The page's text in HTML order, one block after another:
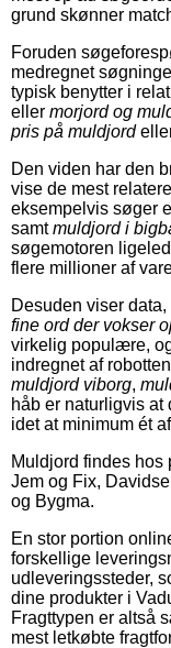
grund skønner
Foruden
medregnet
typisk benytter i
eller morjord og
pris på muldjord
Den viden har den
vise de mest
eksempelvis søger
samtmuldjord i
søgemotoren
flere millioner af
Desuden viser
fine ord der vokser
virkelig populære,
indregnet af
muldjord viborg,
håb er naturligvis at
idet at minimum ét
Muldjord findes hos
Jem og Fix,
og Bygma.
En stor portion
forskellige
udleveringssteder,
dine produkter i
Fragttypen er altså
mest letkøbte